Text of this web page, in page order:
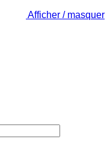
Afficher / masquer